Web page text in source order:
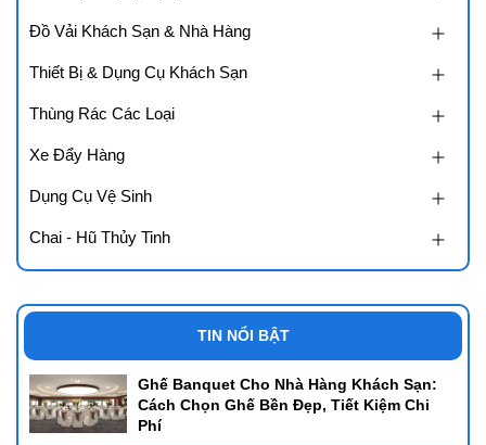
Đồ Vải Khách Sạn & Nhà Hàng
Thiết Bị & Dụng Cụ Khách Sạn
Thùng Rác Các Loại
Xe Đẩy Hàng
Dụng Cụ Vệ Sinh
Chai - Hũ Thủy Tinh
TIN NỔI BẬT
Ghế Banquet Cho Nhà Hàng Khách Sạn:
Cách Chọn Ghế Bền Đẹp, Tiết Kiệm Chi
Phí